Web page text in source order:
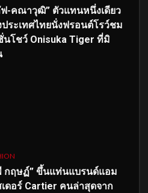
ฟ-คณาวุฒิ” ตัวแทนหนึ่งเดียว
ระเทศไทยนั่งฟรอนต์โรว์ชม
นโชว์ Onisuka Tiger ที่มิ
กฤษฏ์” ขึ้นแท่นแบรนด์แอม
ดอร์ Cartier คนล่าสุดจาก